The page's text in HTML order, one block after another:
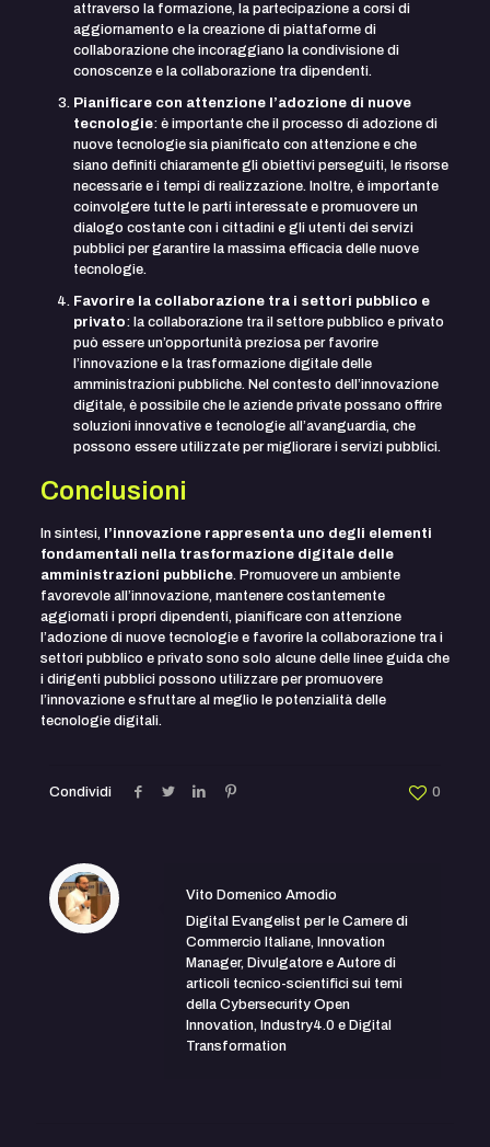
attraverso la formazione, la partecipazione a corsi di
aggiornamento e la creazione di piattaforme di
collaborazione che incoraggiano la condivisione di
conoscenze e la collaborazione tra dipendenti.
Pianificare con attenzione l’adozione di nuove
tecnologie: è importante che il processo di adozione di
nuove tecnologie sia pianificato con attenzione e che
siano definiti chiaramente gli obiettivi perseguiti, le risorse
necessarie e i tempi di realizzazione. Inoltre, è importante
coinvolgere tutte le parti interessate e promuovere un
dialogo costante con i cittadini e gli utenti dei servizi
pubblici per garantire la massima efficacia delle nuove
tecnologie.
Favorire la collaborazione tra i settori pubblico e
privato: la collaborazione tra il settore pubblico e privato
può essere un’opportunità preziosa per favorire
l’innovazione e la trasformazione digitale delle
amministrazioni pubbliche. Nel contesto dell’innovazione
digitale, è possibile che le aziende private possano offrire
soluzioni innovative e tecnologie all’avanguardia, che
possono essere utilizzate per migliorare i servizi pubblici.
Conclusioni
In sintesi, l’innovazione rappresenta uno degli elementi
fondamentali nella trasformazione digitale delle
amministrazioni pubbliche. Promuovere un ambiente
favorevole all’innovazione, mantenere costantemente
aggiornati i propri dipendenti, pianificare con attenzione
l’adozione di nuove tecnologie e favorire la collaborazione tra i
settori pubblico e privato sono solo alcune delle linee guida che
i dirigenti pubblici possono utilizzare per promuovere
l’innovazione e sfruttare al meglio le potenzialità delle
tecnologie digitali.
Condividi 0
Vito Domenico Amodio
Digital Evangelist per le Camere di
Commercio Italiane, Innovation
Manager, Divulgatore e Autore di
articoli tecnico-scientifici sui temi
della Cybersecurity Open
Innovation, Industry4.0 e Digital
Transformation